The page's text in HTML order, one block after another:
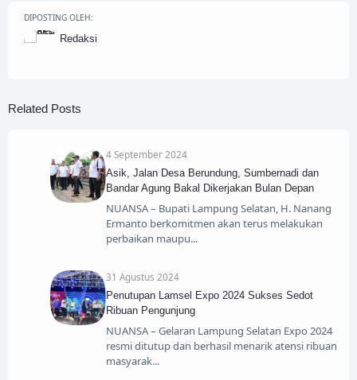
DIPOSTING OLEH:
Redaksi
Related Posts
4 September 2024
Asik, Jalan Desa Berundung, Sumbernadi dan
Bandar Agung Bakal Dikerjakan Bulan Depan
NUANSA – Bupati Lampung Selatan, H. Nanang
Ermanto berkomitmen akan terus melakukan
perbaikan maupu
31 Agustus 2024
Penutupan Lamsel Expo 2024 Sukses Sedot
Ribuan Pengunjung
NUANSA – Gelaran Lampung Selatan Expo 2024
resmi ditutup dan berhasil menarik atensi ribuan
masyarak